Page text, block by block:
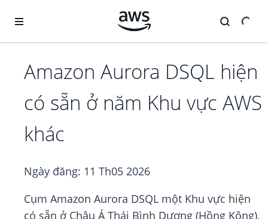
Amazon Aurora DSQL hiện
có sẵn ở năm Khu vực AWS
khác
Ngày đăng: 11 Th05 2026
Cụm Amazon Aurora DSQL một Khu vực hiện
có sẵn ở Châu Á Thái Bình Dương (Hồng Kông),